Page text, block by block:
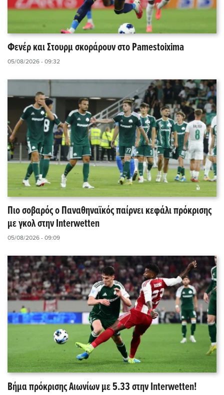
Φενέρ και Στουρμ σκοράρουν στο Pamestoixima
05/08/2026 - 09:32
Πιο σοβαρός ο Παναθηναϊκός παίρνει κεφάλι πρόκρισης
με γκολ στην Interwetten
05/08/2026 - 09:09
Βήμα πρόκρισης Αιωνίων με 5.33 στην Interwetten!